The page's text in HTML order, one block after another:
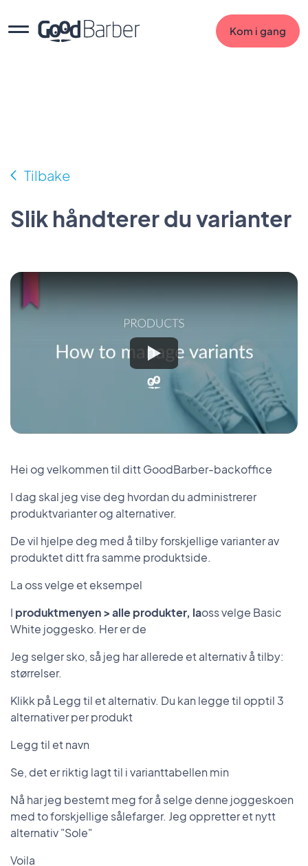
Kom i gang
Tilbake
Slik håndterer du varianter
Hei og velkommen til ditt GoodBarber-backoffice
I dag skal jeg vise deg hvordan du administrerer
produktvarianter og alternativer.
De vil hjelpe deg med å tilby forskjellige varianter av
produktet ditt fra samme produktside.
La oss velge et eksempel
I produktmenyen > alle produkter, laoss velge Basic
White joggesko. Her er de
Jeg selger sko, så jeg har allerede et alternativ å tilby:
størrelser.
Klikk på Legg til et alternativ. Du kan legge til opptil 3
alternativer per produkt
Legg til et navn
Se, det er riktig lagt til i varianttabellen min
Nå har jeg bestemt meg for å selge denne joggeskoen
med to forskjellige sålefarger. Jeg oppretter et nytt
alternativ "Sole"
Voila